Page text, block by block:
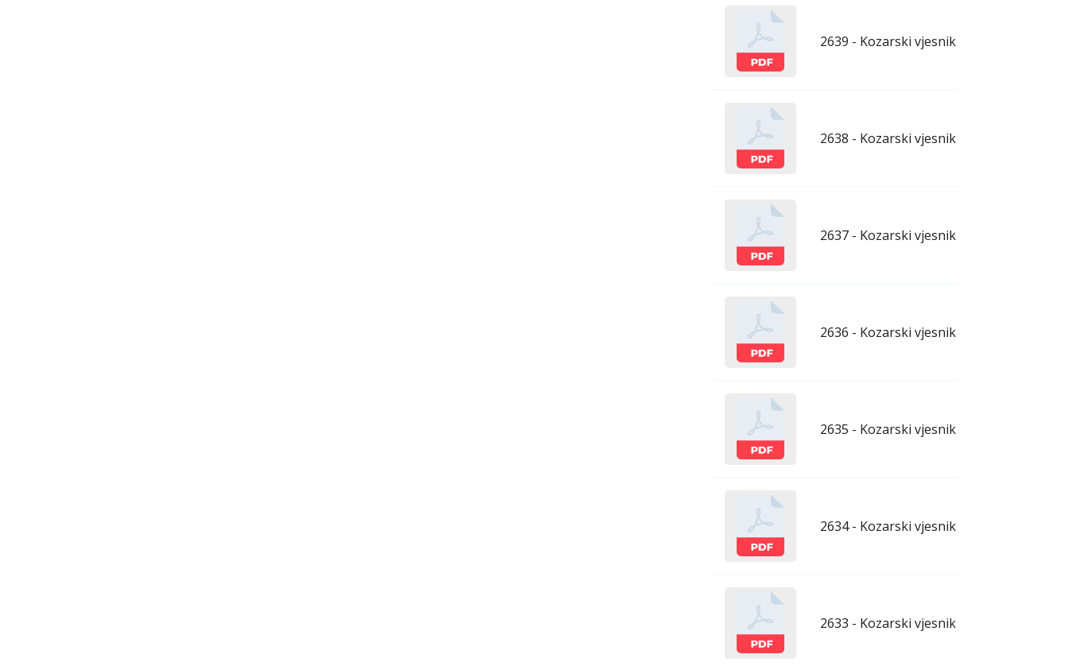
2639 - Kozarski vjesnik - 1.5.2026.
2638 - Kozarski vjesnik - 24.4.2026.
2637 - Kozarski vjesnik - 17.4.2026.
2636 - Kozarski vjesnik - 10.4.2026.
2635 - Kozarski vjesnik - 3.4.2026.
2634 - Kozarski vjesnik - 27.3.2026.
2633 - Kozarski vjesnik - 20.3.2026.